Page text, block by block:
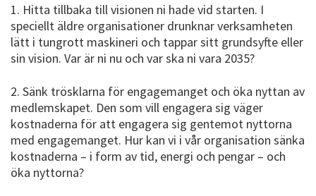
1. Hitta tillbaka till visionen ni hade vid starten. I
speciellt äldre organisationer drunknar verksamheten
lätt i tungrott maskineri och tappar sitt grundsyfte eller
sin vision. Var är ni nu och var ska ni vara 2035?
2. Sänk trösklarna för engagemanget och öka nyttan av
medlemskapet. Den som vill engagera sig väger
kostnaderna för att engagera sig gentemot nyttorna
med engagemanget. Hur kan vi i vår organisation sänka
kostnaderna – i form av tid, energi och pengar – och
öka nyttorna?